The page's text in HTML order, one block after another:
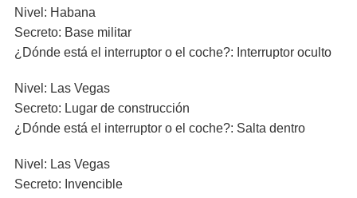
Nivel: Habana
Secreto: Base militar
¿Dónde está el interruptor o el coche?: Interruptor oculto
Nivel: Las Vegas
Secreto: Lugar de construcción
¿Dónde está el interruptor o el coche?: Salta dentro
Nivel: Las Vegas
Secreto: Invencible